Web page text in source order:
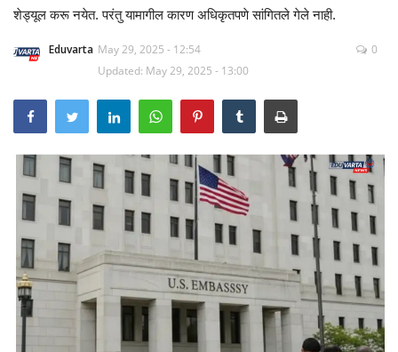
शेड्यूल करू नयेत. परंतु यामागील कारण अधिकृतपणे सांगितले गेले नाही.
Eduvarta May 29, 2025 - 12:54
Updated: May 29, 2025 - 13:00
0